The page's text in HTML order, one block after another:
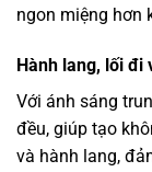
ngon miệng hơn
Hành lang, lối đi
Với ánh sáng
đều, giúp tạo
và hành lang,